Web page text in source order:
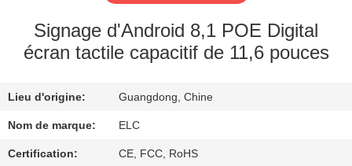
VISITE
D'USINE
CONTRÔLE
DE
QUALITÉ
Signage d'Android 8,1 POE Digital
écran tactile capacitif de 11,6 pouces
Lieu d'origine: Guangdong, Chine
Nom de marque: ELC
Certification: CE, FCC, RoHS